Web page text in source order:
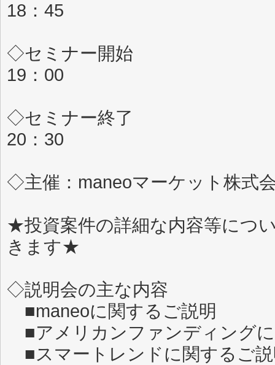
18：45
◇セミナー開始
19：00
◇セミナー終了
20：30
◇主催：maneoマーケット株式
★投資案件の詳細な内容等につ
きます★
◇説明会の主な内容
■maneoに関するご説明
■アメリカンファンディング
■スマートレンドに関するご